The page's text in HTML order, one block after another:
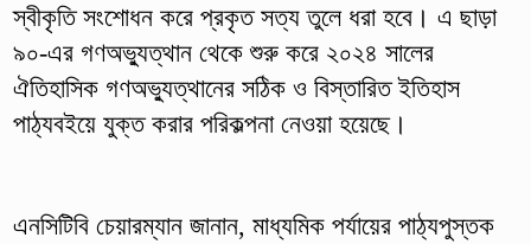
স্বীকৃতি সংশোধন করে প্রকৃত সত্য তুলে ধরা হবে। এ ছাড়া
৯০-এর গণঅভ্যুত্থান থেকে শুরু করে ২০২৪ সালের
ঐতিহাসিক গণঅভ্যুত্থানের সঠিক ও বিস্তারিত ইতিহাস
পাঠ্যবইয়ে যুক্ত করার পরিকল্পনা নেওয়া হয়েছে।
এনসিটিবি চেয়ারম্যান জানান, মাধ্যমিক পর্যায়ের পাঠ্যপুস্তক